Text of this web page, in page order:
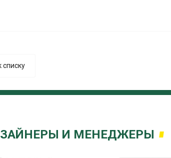
списку
И МЕНЕДЖЕРЫ